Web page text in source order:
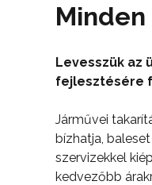
Levesszük az
fejlesztésére
Járművei
bízhatja,
szervizekkel
kedvezőbb